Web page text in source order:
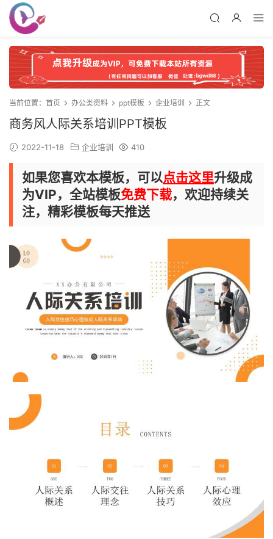
当前位置： 首页 办公类资料 ppt模板 企业培训 正文
商务风人际关系培训PPT模板
2022-11-18 企业培训 410
如果您喜欢本模板，可以点击这里升级成
为VIP，全站模板免费下载，欢迎持续关
注，精彩模板每天推送